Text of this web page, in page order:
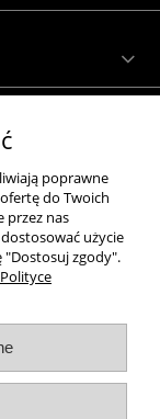
© 2018
poprawne
do Twoich
przez nas
użycie
"Dostosuj zgody".